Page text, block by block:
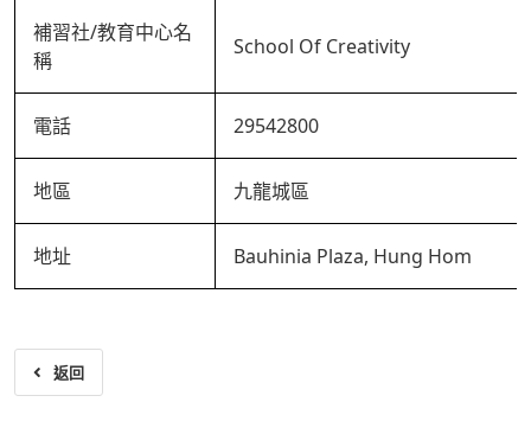
補習社/教育中心名
稱
School Of Creativity
電話 29542800
地區 九龍城區
地址 Bauhinia Plaza, Hung Hom
返回